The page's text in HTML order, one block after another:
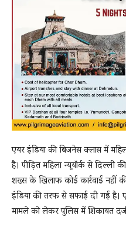
एयर इंडिया की बिजनेस क्लास में
है। पीड़ित महिला न्यूयॉर्क से दिल्ली
शख्स के खिलाफ कोई कार्रवाई नहीं
इंडिया की तरफ से सफाई दी गई है।
मामले को लेकर पुलिस में शिकायत